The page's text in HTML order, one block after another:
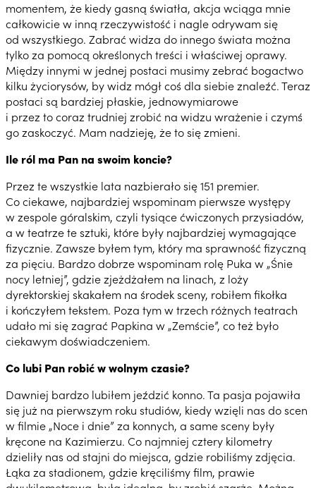
momentem, że kiedy gasną światła, akcja wciąga mnie
całkowicie w inną rzeczywistość i nagle odrywam się
od wszystkiego. Zabrać widza do innego świata można
tylko za pomocą określonych treści i właściwej oprawy.
Między innymi w jednej postaci musimy zebrać bogactwo
kilku życiorysów, by widz mógł coś dla siebie znaleźć. Teraz
postaci są bardziej płaskie, jednowymiarowe
i przez to coraz trudniej zrobić na widzu wrażenie i czymś
go zaskoczyć. Mam nadzieję, że to się zmieni.
Ile ról ma Pan na swoim koncie?
Przez te wszystkie lata nazbierało się 151 premier.
Co ciekawe, najbardziej wspominam pierwsze występy
w zespole góralskim, czyli tysiące ćwiczonych przysiadów,
a w teatrze te sztuki, które były najbardziej wymagające
fizycznie. Zawsze byłem tym, który ma sprawność fizyczną
za pięciu. Bardzo dobrze wspominam rolę Puka w „Śnie
nocy letniej”, gdzie zjeżdżałem na linach, z loży
dyrektorskiej skakałem na środek sceny, robiłem fikołka
i kończyłem tekstem. Poza tym w trzech różnych teatrach
udało mi się zagrać Papkina w „Zemście”, co też było
ciekawym doświadczeniem.
Co lubi Pan robić w wolnym czasie?
Dawniej bardzo lubiłem jeździć konno. Ta pasja pojawiła
się już na pierwszym roku studiów, kiedy wzięli nas do scen
w filmie „Noce i dnie” za konnych, a same sceny były
kręcone na Kazimierzu. Co najmniej cztery kilometry
dzieliły nas od stajni do miejsca, gdzie robiliśmy zdjęcia.
Łąka za stadionem, gdzie kręciliśmy film, prawie